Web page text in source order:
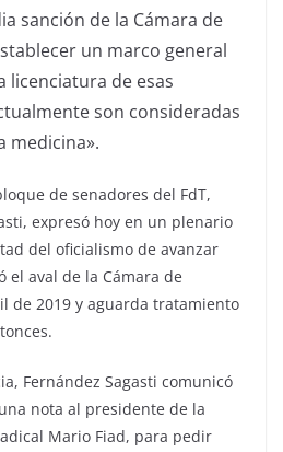
sanción de la Cámara de
un marco general
licenciatura de esas
son consideradas
medicina».
de senadores del FdT,
expresó hoy en un plenario
del oficialismo de avanzar
el aval de la Cámara de
de 2019 y aguarda tratamiento
Fernández Sagasti comunicó
nota al presidente de la
Mario Fiad, para pedir